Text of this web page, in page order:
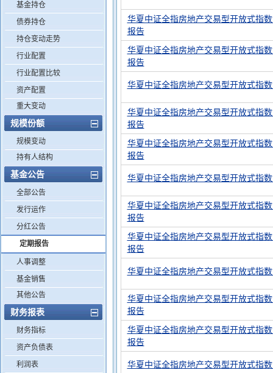
基金持仓
债券持仓
持仓变动走势
行业配置
行业配置比较
资产配置
重大变动
规模份额
规模变动
持有人结构
基金公告
全部公告
发行运作
分红公告
定期报告
人事调整
基金销售
其他公告
财务报表
财务指标
资产负债表
利润表
华夏中证全指房地产交易型开放式指
报告
华夏中证全指房地产交易型开放式指
报告
华夏中证全指房地产交易型开放式指
华夏中证全指房地产交易型开放式指
报告
华夏中证全指房地产交易型开放式指
报告
华夏中证全指房地产交易型开放式指
华夏中证全指房地产交易型开放式指
报告
华夏中证全指房地产交易型开放式指
报告
华夏中证全指房地产交易型开放式指
华夏中证全指房地产交易型开放式指
报告
华夏中证全指房地产交易型开放式指
报告
华夏中证全指房地产交易型开放式指